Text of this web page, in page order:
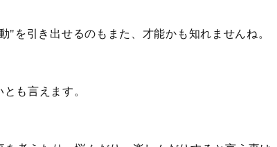
" を引き出せるのもまた、才能かも知れませんね。
も言えます。